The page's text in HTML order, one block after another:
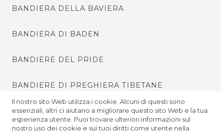
BANDIERA DELLA BAVIERA
BANDIERA DI BADEN
BANDIERE DEL PRIDE
BANDIERE DI PREGHIERA TIBETANE
BANDIERE DEL CAMPIONATO EUROPEO DI
CALCIO
Il nostro sito Web utilizza i cookie. Alcuni di questi sono
essenziali, altri ci aiutano a migliorare questo sito Web e la tua
esperienza utente. Puoi trovare ulteriori informazioni sul
nostro uso dei cookie e sui tuoi diritti come utente nella